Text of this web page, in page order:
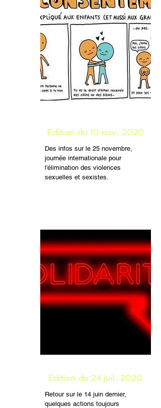
Édition du 10 nov. 2020
Des infos sur le 25 novembre,
journée internationale pour
l'élimination des violences
sexuelles et sexistes.
Édition du 24 juil. 2020
Retour sur le 14 juin dernier,
quelques actions toujours